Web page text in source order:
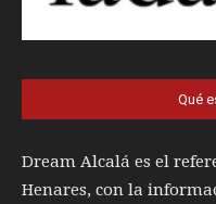
Qué
Dream Alcalá es el
Henares, con la